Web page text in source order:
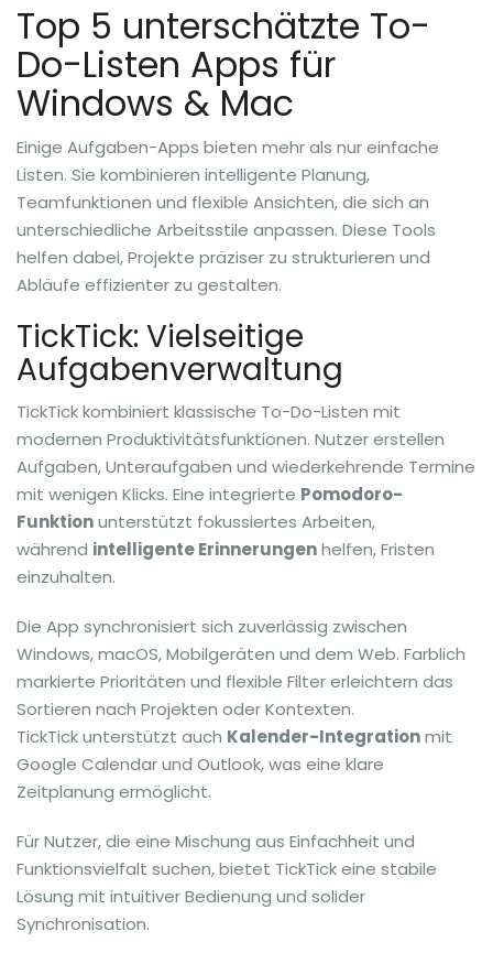
Top 5 unterschätzte To-
Do-Listen Apps für
Windows & Mac
Einige Aufgaben-Apps bieten mehr als nur einfache
Listen. Sie kombinieren intelligente Planung,
Teamfunktionen und flexible Ansichten, die sich an
unterschiedliche Arbeitsstile anpassen. Diese Tools
helfen dabei, Projekte präziser zu strukturieren und
Abläufe effizienter zu gestalten.
TickTick: Vielseitige
Aufgabenverwaltung
TickTick kombiniert klassische To-Do-Listen mit
modernen Produktivitätsfunktionen. Nutzer erstellen
Aufgaben, Unteraufgaben und wiederkehrende Termine
mit wenigen Klicks. Eine integrierte Pomodoro-
Funktionunterstützt fokussiertes Arbeiten,
während intelligente Erinnerungenhelfen, Fristen
einzuhalten.
Die App synchronisiert sich zuverlässig zwischen
Windows, macOS, Mobilgeräten und dem Web. Farblich
markierte Prioritäten und flexible Filter erleichtern das
Sortieren nach Projekten oder Kontexten.
TickTick unterstützt auch Kalender-Integrationmit
Google Calendar und Outlook, was eine klare
Zeitplanung ermöglicht.
Für Nutzer, die eine Mischung aus Einfachheit und
Funktionsvielfalt suchen, bietet TickTick eine stabile
Lösung mit intuitiver Bedienung und solider
Synchronisation.